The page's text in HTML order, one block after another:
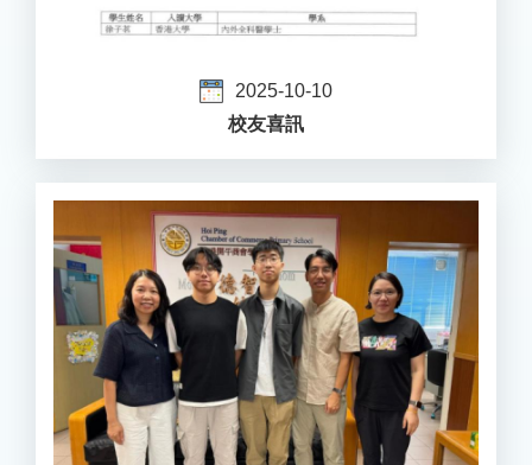
2025-10-10
校友喜訊